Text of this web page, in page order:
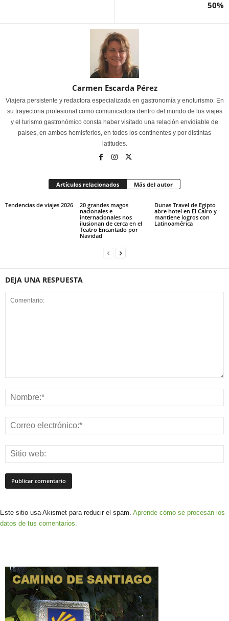
50%
Carmen Escarda Pérez
Viajera persistente y redactora especializada en gastronomía y enoturismo. En
su trayectoria profesional como comunicadora dentro del mundo de los viajes
y el turismo gastronómico consta haber visitado una relación envidiable de
países, en ambos hemisferios, en todos los continentes y por distintas
latitudes.
Artículos relacionados Más del autor
Tendencias de viajes 2026
20 grandes magos
nacionales e
internacionales nos
ilusionan de cerca en el
Teatro Encantado por
Navidad
Dunas Travel de Egipto
abre hotel en El Cairo y
mantiene logros con
Latinoamérica
DEJA UNA RESPUESTA
Este sitio usa Akismet para reducir el spam. Aprende cómo se procesan los
datos de tus comentarios.